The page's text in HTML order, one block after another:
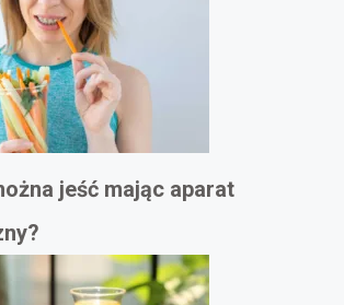
jeść mając aparat